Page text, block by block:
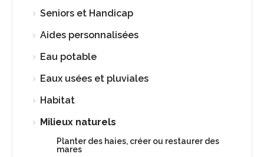
Seniors et Handicap
Aides personnalisées
Eau potable
Eaux usées et pluviales
Habitat
Milieux naturels
Planter des haies, créer ou restaurer des
mares